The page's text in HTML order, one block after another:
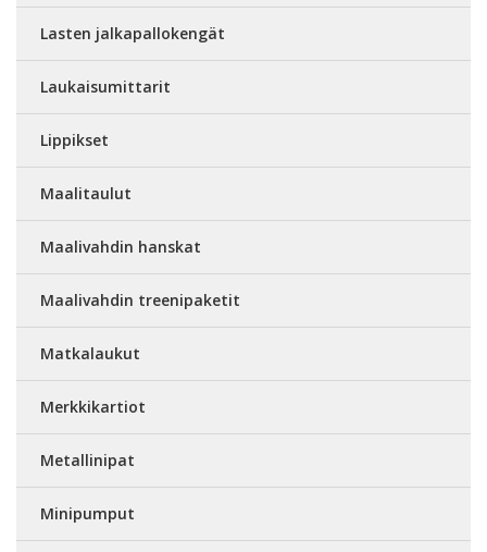
Lasten jalkapallokengät
Laukaisumittarit
Lippikset
Maalitaulut
Maalivahdin hanskat
Maalivahdin treenipaketit
Matkalaukut
Merkkikartiot
Metallinipat
Minipumput